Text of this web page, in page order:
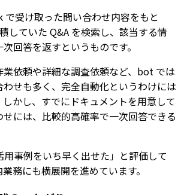
受け取った問い合わせ内容をもと
していた Q&A を検索し、該当する情
回答を返すというものです。
業依頼や詳細な調査依頼など、bot では
せも多く、完全自動化というわけには
かし、すでにドキュメントを用意して
には、比較的高確率で一次回答できる
事例をいち早く出せた」と評価して
務にも横展開を進めています。